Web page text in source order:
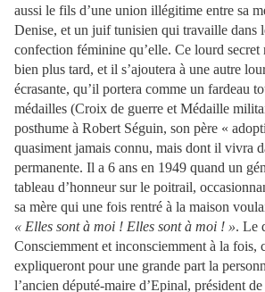
aussi le fils d’une union illégitime entre sa
Denise, et un juif tunisien qui travaille dans
confection féminine qu’elle. Ce lourd secret
bien plus tard, et il s’ajoutera à une autre
écrasante, qu’il portera comme un fardeau
médailles (Croix de guerre et Médaille
posthume à Robert Séguin, son père «
quasiment jamais connu, mais dont il vivra
permanente. Il a 6 ans en 1949 quand un
tableau d’honneur sur le poitrail,
sa mère qui une fois rentré à la maison
« Elles sont à moi ! Elles sont à moi ! ». Le
Consciemment et inconsciemment à la fois,
expliqueront pour une grande part la
l’ancien député-maire d’Epinal, président